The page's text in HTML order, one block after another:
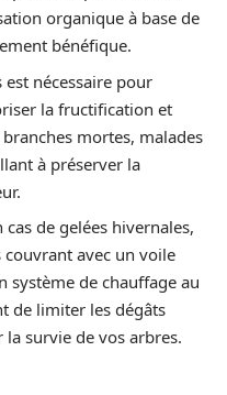
organique à base de
bénéfique.
est nécessaire pour
la fructification et
mortes, malades
à préserver la
cas de gelées hivernales,
couvrant avec un voile
système de chauffage au
de limiter les dégâts
la survie de vos arbres.